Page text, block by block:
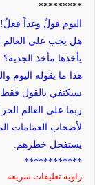
*********
اليوم قولٌ وغداً فعلُ!
هل يجب على العالم
يأخذها مأخذ الجدية؟
هذا ما يقوله اليوم
سيكتفي بالقول فقط
ربما على العالم
لأصحاب العمامات
يستفحل خطرهم.
************
زاوية تعليقات سريعة